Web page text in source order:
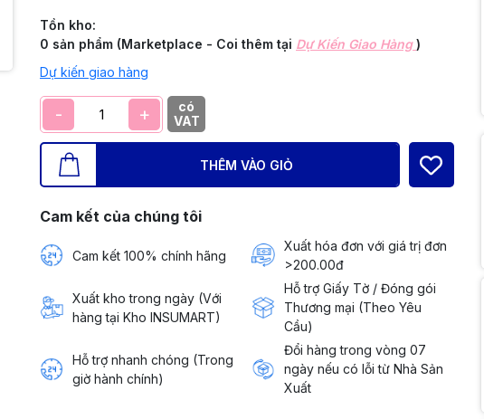
Tồn kho:
0 sản phẩm (Marketplace - Coi thêm tại Dự Kiến Giao Hàng)
Dự kiến giao hàng
- +
có
VAT
THÊM VÀO GIỎ
Cam kết của chúng tôi
Cam kết 100% chính hãng
Xuất hóa đơn với giá trị đơn
>200.00đ
Xuất kho trong ngày (Với
hàng tại Kho INSUMART)
Hỗ trợ Giấy Tờ / Đóng gói
Thương mại (Theo Yêu
Cầu)
Hỗ trợ nhanh chóng (Trong
giờ hành chính)
Đổi hàng trong vòng 07
ngày nếu có lỗi từ Nhà Sản
Xuất